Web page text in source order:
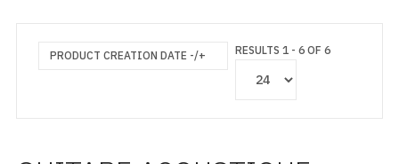
PRODUCT CREATION DATE -/+ RESULTS 1 - 6 OF 6